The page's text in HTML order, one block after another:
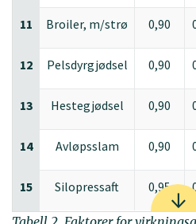
11 Broiler, m/strø 0,90
12 Pelsdyrgjødsel 0,90
13 Hestegjødsel 0,90
14 Avløpsslam 0,90
15 Silopressaft 0,95